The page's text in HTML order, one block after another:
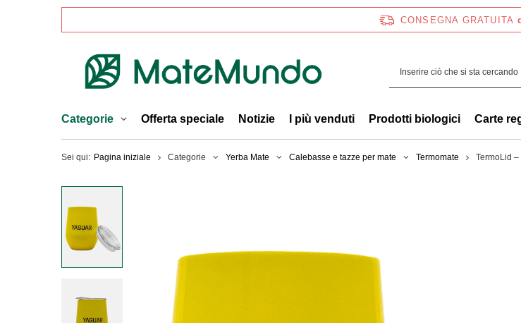
CONSEGNA GRATUITA
Categorie Offerta speciale Notizie I più venduti Prodotti biologici Carte
Sei qui: Pagina iniziale Categorie Yerba Mate Calebasse e tazze per mate Termomate TermoLid